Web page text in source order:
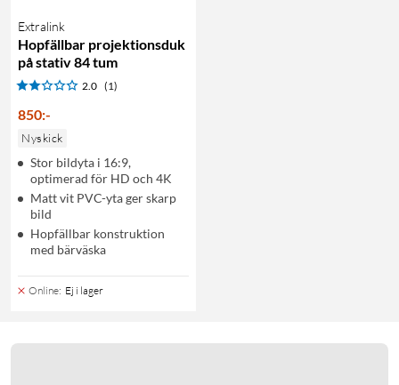
Extralink
Hopfällbar projektionsduk
på stativ 84 tum
2.0 (1)
850:-
Nyskick
Stor bildyta i 16:9,
optimerad för HD och 4K
Matt vit PVC-yta ger skarp
bild
Hopfällbar konstruktion
med bärväska
Online: Ej i lager